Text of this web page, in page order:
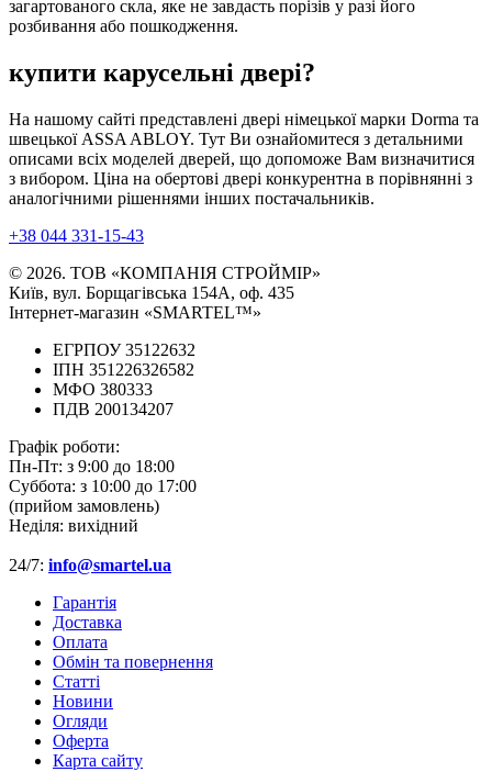
загартованого скла, яке не завдасть порізів у разі його
розбивання або пошкодження.
купити карусельні двері?
На нашому сайті представлені двері німецької марки Dorma та
швецької ASSA ABLOY. Тут Ви ознайомитеся з детальними
описами всіх моделей дверей, що допоможе Вам визначитися
з вибором. Ціна на обертові двері конкурентна в порівнянні з
аналогічними рішеннями інших постачальників.
+38 044 331-15-43
© 2026. ТОВ «КОМПАНІЯ СТРОЙМІР»
Київ, вул. Борщагівська 154А, оф. 435
Інтернет-магазин «SMARTEL™»
ЕГРПОУ 35122632
ІПН 351226326582
МФО 380333
ПДВ 200134207
Графік роботи:
Пн-Пт: з 9:00 до 18:00
Суббота: з 10:00 до 17:00
(прийом замовлень)
Неділя: вихідний
24/7: info@smartel.ua
Гарантія
Доставка
Оплата
Обмін та повернення
Cтатті
Новини
Огляди
Оферта
Карта сайту